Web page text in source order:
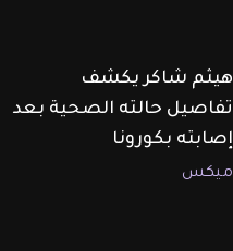
هيثم شاكر يكشف
تفاصيل حالته الصحية بعد
إصابته بكورونا
ميكس